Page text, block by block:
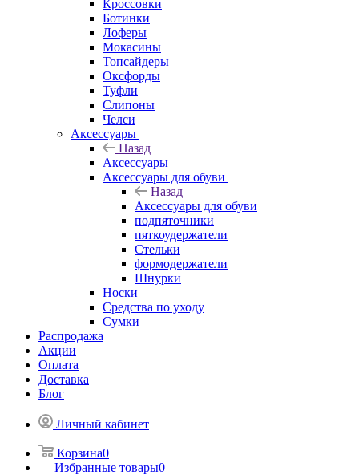
Кроссовки
Ботинки
Лоферы
Мокасины
Топсайдеры
Оксфорды
Туфли
Слипоны
Челси
Аксессуары
Назад
Аксессуары
Аксессуары для обуви
Назад
Аксессуары для обуви
подпяточники
пяткоудержатели
Стельки
формодержатели
Шнурки
Носки
Средства по уходу
Сумки
Распродажа
Акции
Оплата
Доставка
Блог
Личный кабинет
Корзина0
Избранные товары0